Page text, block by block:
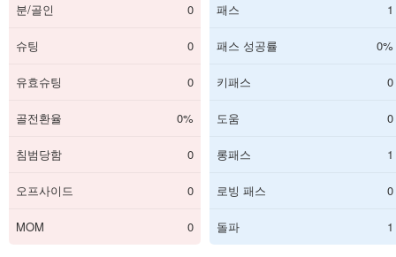
분/골인 0
슈팅 0
유효슈팅 0
골전환율 0%
침범당함 0
오프사이드 0
MOM 0
패스 1
패스 성공률 0%
키패스 0
도움 0
롱패스 1
로빙 패스 0
돌파 1